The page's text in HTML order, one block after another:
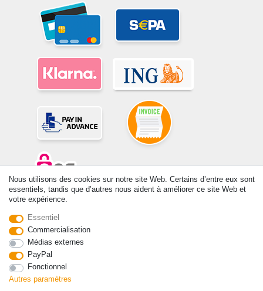
© Copyright 2026 | Tous droits réservés. -Tous droits réservés – Les
en Euros TTC. Les conditions s’appliquent aux livraisons en France !
Nous utilisons des cookies sur notre site Web. Certains d’entre eux sont
essentiels, tandis que d’autres nous aident à améliorer ce site Web et
votre expérience.
Essentiel
Commercialisation
Médias externes
PayPal
Fonctionnel
Autres paramètres
Rétracter le contrat ici